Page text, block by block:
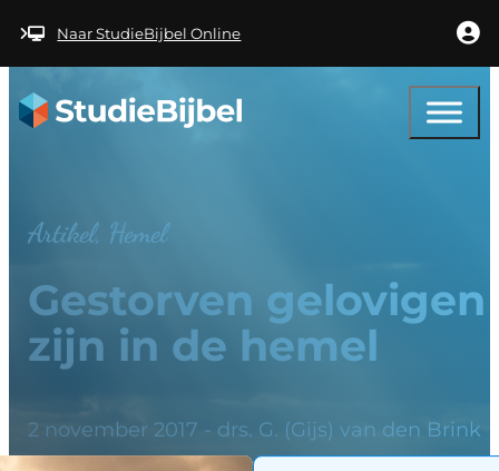
Naar StudieBijbel Online
Artikel, Hemel
Gestorven gelovigen
zijn in de hemel
2 november 2017 - drs. G. (Gijs) van den Brink